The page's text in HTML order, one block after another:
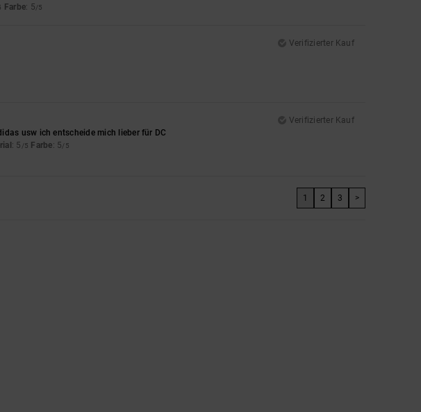
Farbe: 5/5
Verifizierter Kauf
Verifizierter Kauf
usw ich entscheide mich lieber für DC
: 5 /5 Farbe: 5/5
1 2 3 >